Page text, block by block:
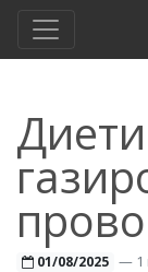
01/08/2025 —1